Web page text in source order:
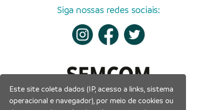
Siga nossas redes sociais:
Este site coleta dados (IP, acesso a links, sistema
operacional e navegador), por meio de cookies ou